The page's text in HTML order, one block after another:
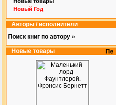
Новый Год
Авторы / исполнители
Поиск книг по автору »
Новые товары